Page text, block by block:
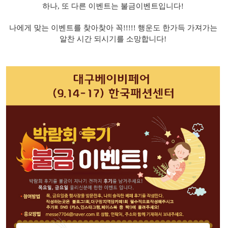
하나, 또 다른 이벤트는 불금이벤트입니다!
나에게 맞는 이벤트를 찾아찾아 꼭!!!!! 행운도 한가득 가져가는
알찬 시간 되시기를 소망합니다!